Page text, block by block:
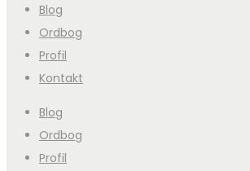
Blog
Ordbog
Profil
Kontakt
Blog
Ordbog
Profil